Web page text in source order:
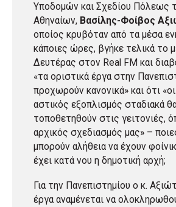
Υποδομών και Σχεδίου Πόλεως
Αθηναίων, Βασίλης-Φοίβος
οποίος κρυβόταν από τα μέσα
κάποιες ώρες, βγήκε τελικά το
Δευτέρας στον Real FM και
«τα οριστικά έργα στην
προχωρούν κανονικά» και ότι
αστικός εξοπλισμός σταδιακά
τοποθετηθούν στις γειτονιές,
αρχικός σχεδιασμός μας» –
μπορούν αλήθεια να έχουν
έχει κατά νου η δημοτική αρχή;
Για την Πανεπιστημίου ο κ.
έργα αναμένεται να